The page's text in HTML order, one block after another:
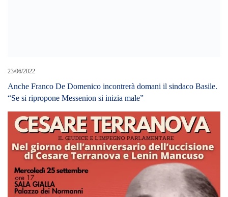
23/06/2022
Anche Franco De Domenico incontrerà domani il sindaco Basile.
“Se si ripropone Messenion si inizia male”